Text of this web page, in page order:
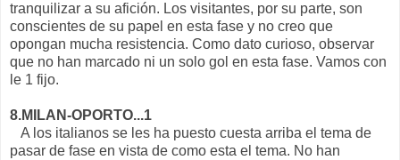
tranquilizar a su afición. Los visitantes, por su parte, son
conscientes de su papel en esta fase y no creo que
opongan mucha resistencia. Como dato curioso, observar
que no han marcado ni un solo gol en esta fase. Vamos con
le 1 fijo.
8.MILAN-OPORTO...1
A los italianos se les ha puesto cuesta arriba el tema de
pasar de fase en vista de como esta el tema. No han